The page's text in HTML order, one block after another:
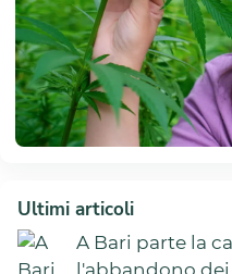
Ultimi articoli
A Bari parte la
l'abbandono dei